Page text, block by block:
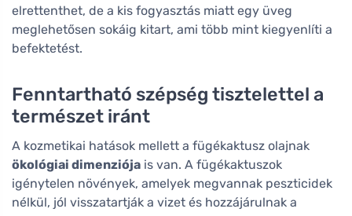
elrettenthet, de a kis fogyasztás miatt egy üveg
meglehetősen sokáig kitart, ami több mint kiegyenlíti a
befektetést.
Fenntartható szépség tisztelettel a
természet iránt
A kozmetikai hatások mellett a fügékaktusz olajnak
ökológiai dimenziója is van. A fügékaktuszok
igénytelen növények, amelyek megvannak peszticidek
nélkül, jól visszatartják a vizet és hozzájárulnak a